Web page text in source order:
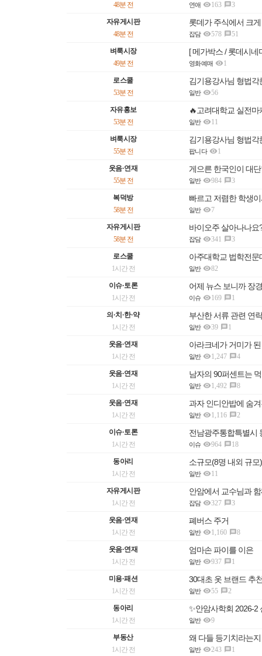
48분 전 연애 163 3
자유게시판 롯데가 주식에서 크
48분 전 잡담 578 51
벼룩시장 [ 메가박스 / 롯데시네
49분 전 영화예매 1
로스쿨 김기용강사님 형법각
53분 전 일반 56
자유홍보 🔥고려대학교 실전
53분 전 일반 11
벼룩시장 김기용강사님 형법각
55분 전 팝니다 1
웃음·연재 게으른 한국인이 대
55분 전 일반 984 3
복덕방 빠르고 저렴한 학생
58분 전 일반 7
자유게시판 바이오주 살아나나요
58분 전 잡담 341 3
로스쿨 아주대학교 법학전문
1시간 전 일반 82
이슈·토론 어제 뉴스 보니까 장
1시간 전 이슈 169 1
의·치·한·약 부산한 서류 관련 연
1시간 전 일반 39 1
웃음·연재 아라크네가 거미가
1시간 전 일반 1,247 4
웃음·연재 남자의 90퍼센트는
1시간 전 일반 1,492 8
웃음·연재 과자 인디안밥에 숨
1시간 전 일반 1,116 2
이슈·토론 전남광주통합특별시
1시간 전 이슈 964 18
동아리 소규모(8명 내외 규
1시간 전 일반 11
자유게시판 안암에서 교수님과
1시간 전 잡담 327 3
웃음·연재 폐버스 주거
1시간 전 일반 1,160 8
웃음·연재 엄마손 파이를 이은
1시간 전 일반 937 1
미용·패션 30대초 옷 브랜드 추
1시간 전 일반 55 2
동아리 ✨안암사학회 2026-2
1시간 전 일반 9
부동산 왜 다들 등기치라는
1시간 전 일반 243 1